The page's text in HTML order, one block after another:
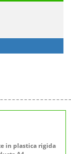
in plastica rigida